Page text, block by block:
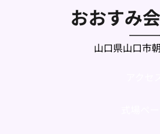
おおすみ
山口県山口市